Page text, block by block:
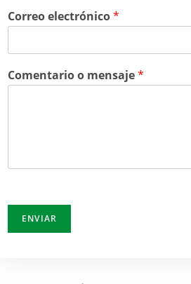
Correo electrónico*
Comentario o mensaje*
ENVIAR